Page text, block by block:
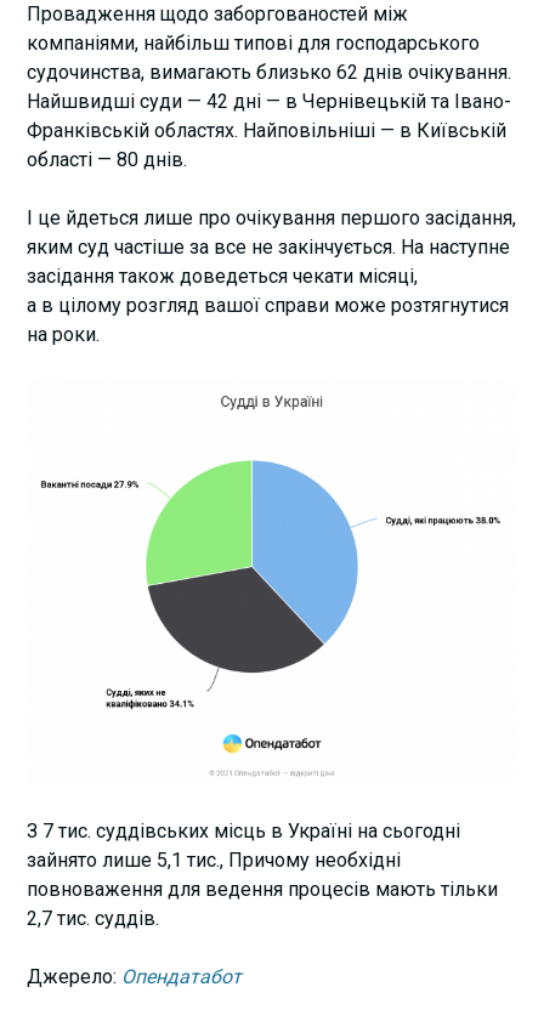
Провадження щодо заборгованостей між
компаніями, найбільш типові для господарського
судочинства, вимагають близько 62 днів очікування.
Найшвидші суди — 42 дні — в Чернівецькій та Івано-
Франківській областях. Найповільніші — в Київській
області — 80 днів.
І це йдеться лише про очікування першого засідання,
яким суд частіше за все не закінчується. На наступне
засідання також доведеться чекати місяці,
а в цілому розгляд вашої справи може розтягнутися
на роки.
З 7 тис. суддівських місць в Україні на сьогодні
зайнято лише 5,1 тис., Причому необхідні
повноваження для ведення процесів мають тільки
2,7 тис. суддів.
Джерело: Опендатабот